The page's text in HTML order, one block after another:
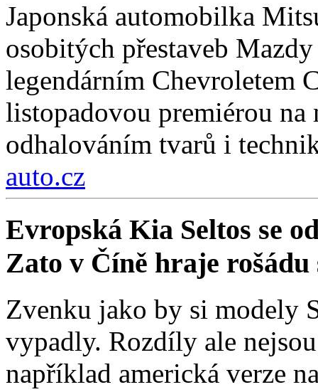
Japonská automobilka
osobitých přestaveb
legendárním Chevroletem
listopadovou premiérou
odhalováním tvarů i
auto.cz
Evropská Kia Seltos se
Zato v Číně hraje
Zvenku jako by si modely
vypadly. Rozdíly ale
například americká verze